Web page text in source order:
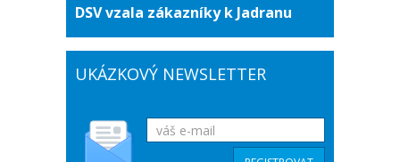
DSV vzala zákazníky k Jadranu
UKÁZKOVÝ NEWSLETTER